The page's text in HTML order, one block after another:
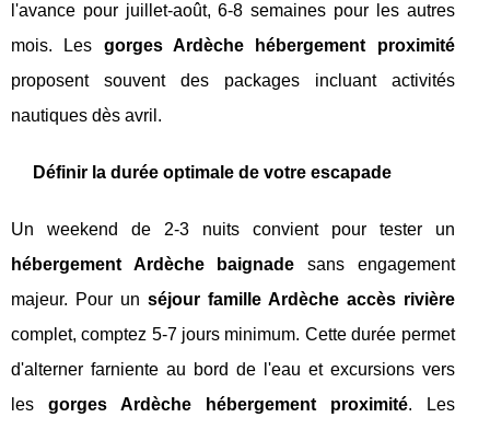
l'avance pour juillet-août, 6-8 semaines pour les autres
mois. Les gorges Ardèche hébergement proximité
proposent souvent des packages incluant activités
nautiques dès avril.
Définir la durée optimale de votre escapade
Un weekend de 2-3 nuits convient pour tester un
hébergement Ardèche baignade sans engagement
majeur. Pour un séjour famille Ardèche accès rivière
complet, comptez 5-7 jours minimum. Cette durée permet
d'alterner farniente au bord de l'eau et excursions vers
les gorges Ardèche hébergement proximité. Les